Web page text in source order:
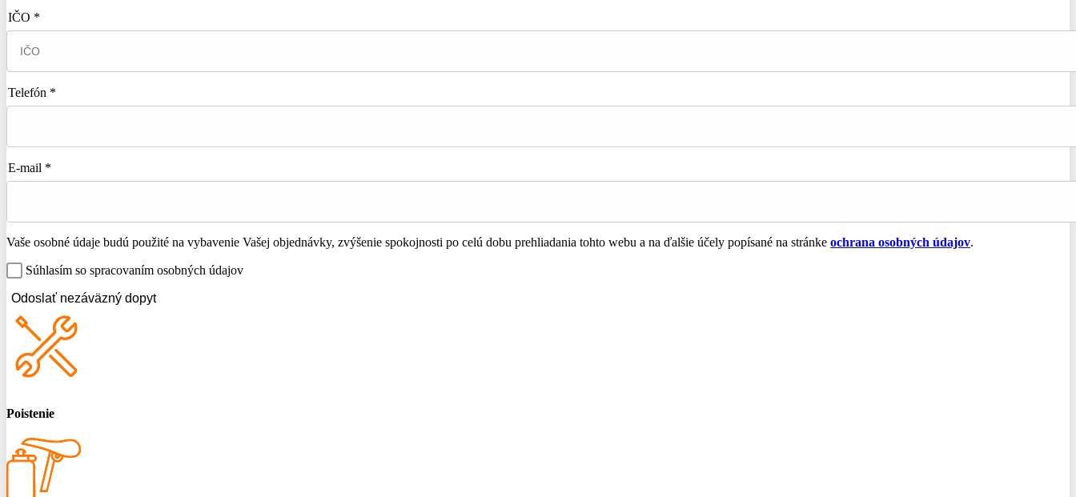
IČO *
Telefón *
E-mail *
Vaše osobné údaje budú použité na vybavenie Vašej objednávky, zvýšenie spokojnosti po celú dobu prehliadania tohto webu a na ďalšie účely popísané na stránke ochrana osobných údajov.
Súhlasím so spracovaním osobných údajov
Odoslať nezáväzný dopyt
Poistenie